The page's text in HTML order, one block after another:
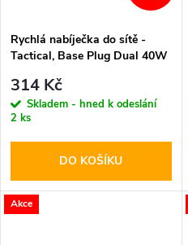
Rychlá nabíječka do sítě -
Tactical, Base Plug Dual 40W
314 Kč
Skladem - hned k odeslání
2 ks
DO KOŠÍKU
Akce